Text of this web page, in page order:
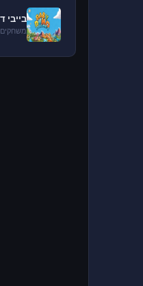
בייבי
משחקים